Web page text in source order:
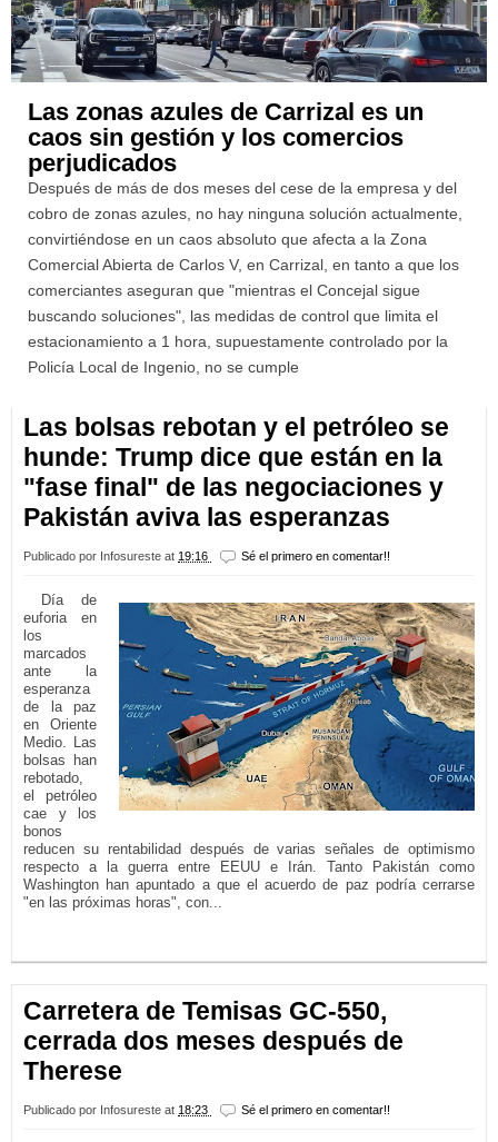
Las zonas azules de Carrizal es un
caos sin gestión y los comercios
perjudicados
Después de más de dos meses del cese de la empresa y del
cobro de zonas azules, no hay ninguna solución actualmente,
convirtiéndose en un caos absoluto que afecta a la Zona
Comercial Abierta de Carlos V, en Carrizal, en tanto a que los
comerciantes aseguran que "mientras el Concejal sigue
buscando soluciones", las medidas de control que limita el
estacionamiento a 1 hora, supuestamente controlado por la
Policía Local de Ingenio, no se cumple
Las bolsas rebotan y el petróleo se
hunde: Trump dice que están en la
"fase final" de las negociaciones y
Pakistán aviva las esperanzas
Publicado por Infosureste at 19:16 Sé el primero en comentar!!
Día de
euforia en
los
marcados
ante la
esperanza
de la paz
en Oriente
Medio. Las
bolsas han
rebotado,
el petróleo
cae y los
bonos
reducen su rentabilidad después de varias señales de optimismo
respecto a la guerra entre EEUU e Irán. Tanto Pakistán como
Washington han apuntado a que el acuerdo de paz podría cerrarse
"en las próximas horas", con...
Carretera de Temisas GC-550,
cerrada dos meses después de
Therese
Publicado por Infosureste at 18:23 Sé el primero en comentar!!